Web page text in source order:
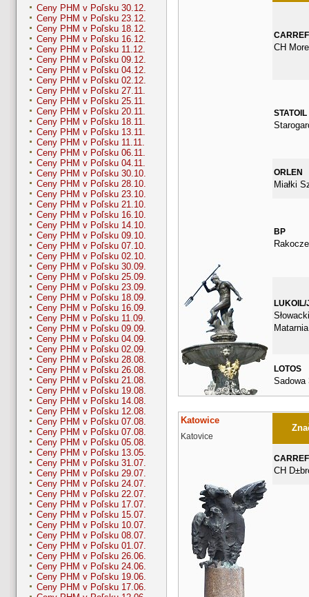
Ceny PHM v Poľsku 30.12.
Ceny PHM v Poľsku 23.12.
Ceny PHM v Poľsku 18.12.
Ceny PHM v Poľsku 16.12.
Ceny PHM v Poľsku 11.12.
Ceny PHM v Poľsku 09.12.
Ceny PHM v Poľsku 04.12.
Ceny PHM v Poľsku 02.12.
Ceny PHM v Poľsku 27.11.
Ceny PHM v Poľsku 25.11.
Ceny PHM v Poľsku 20.11.
Ceny PHM v Poľsku 18.11.
Ceny PHM v Poľsku 13.11.
Ceny PHM v Poľsku 11.11.
Ceny PHM v Poľsku 06.11.
Ceny PHM v Poľsku 04.11.
Ceny PHM v Poľsku 30.10.
Ceny PHM v Poľsku 28.10.
Ceny PHM v Poľsku 23.10.
Ceny PHM v Poľsku 21.10.
Ceny PHM v Poľsku 16.10.
Ceny PHM v Poľsku 14.10.
Ceny PHM v Poľsku 09.10.
Ceny PHM v Poľsku 07.10.
Ceny PHM v Poľsku 02.10.
Ceny PHM v Poľsku 30.09.
Ceny PHM v Poľsku 25.09.
Ceny PHM v Poľsku 23.09.
Ceny PHM v Poľsku 18.09.
Ceny PHM v Poľsku 16.09.
Ceny PHM v Poľsku 11.09.
Ceny PHM v Poľsku 09.09.
Ceny PHM v Poľsku 04.09.
Ceny PHM v Poľsku 02.09.
Ceny PHM v Poľsku 28.08.
Ceny PHM v Poľsku 26.08.
Ceny PHM v Poľsku 21.08.
Ceny PHM v Poľsku 19.08.
Ceny PHM v Poľsku 14.08.
Ceny PHM v Poľsku 12.08.
Ceny PHM v Poľsku 07.08.
Ceny PHM v Poľsku 07.08.
Ceny PHM v Poľsku 05.08.
Ceny PHM v Poľsku 13.05.
Ceny PHM v Poľsku 31.07.
Ceny PHM v Poľsku 29.07.
Ceny PHM v Poľsku 24.07.
Ceny PHM v Poľsku 22.07.
Ceny PHM v Poľsku 17.07.
Ceny PHM v Poľsku 15.07.
Ceny PHM v Poľsku 10.07.
Ceny PHM v Poľsku 08.07.
Ceny PHM v Poľsku 01.07.
Ceny PHM v Poľsku 26.06.
Ceny PHM v Poľsku 24.06.
Ceny PHM v Poľsku 19.06.
Ceny PHM v Poľsku 17.06.
CH
STATOIL
ORLEN
Miałki
BP
LUKOIL/
LOTOS
Sadowa
Katowice
Katovice
CH